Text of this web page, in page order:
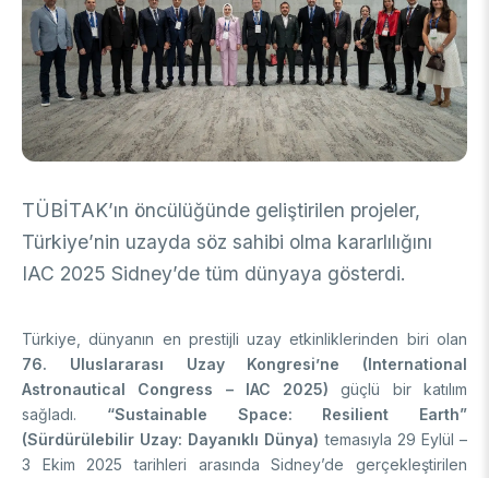
Arşiv
Üretken Yapay Zekâ Rehberi
DESTEKLER
Akademik
Ulusal Programlar
Uluslararası Programlar
Sanayi
Uluslararası Programlar
Uluslararası Programlar
Bilimsel Etkinlik
Etkinlik Düzenleme
Uluslararası Destekler
İkili İş Birliği Programları
Çok Taraflı Programlar
AB Çerçeve Programları
BURSLAR
Lisans / Önlisans
Mentorluk Desteği Programı
Lisansüstü
TÜBİTAK’ın öncülüğünde geliştirilen projeler,
Türkiye’nin uzayda söz sahibi olma kararlılığını
IAC 2025 Sidney’de tüm dünyaya gösterdi.
Türkiye, dünyanın en prestijli uzay etkinliklerinden biri olan
76. Uluslararası Uzay Kongresi’ne (International
Astronautical Congress – IAC 2025) güçlü bir katılım
sağladı. “Sustainable Space: Resilient Earth”
(Sürdürülebilir Uzay: Dayanıklı Dünya) temasıyla 29 Eylül –
3 Ekim 2025 tarihleri arasında Sidney’de gerçekleştirilen